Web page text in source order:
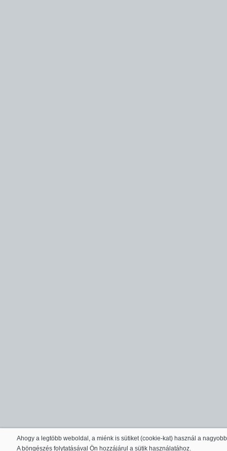
Ahogy a legtöbb weboldal, a miénk is sütiket (cookie-kat) használ a
A böngészés folytatásával Ön hozzájárul a sütik használatához.